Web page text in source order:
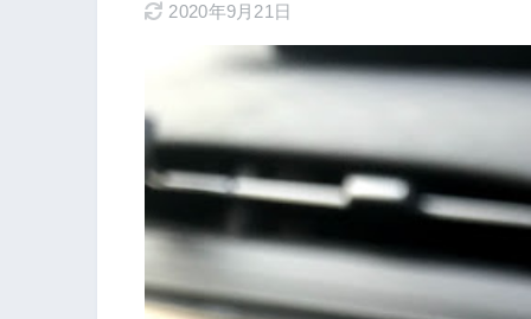
2020年9月21日